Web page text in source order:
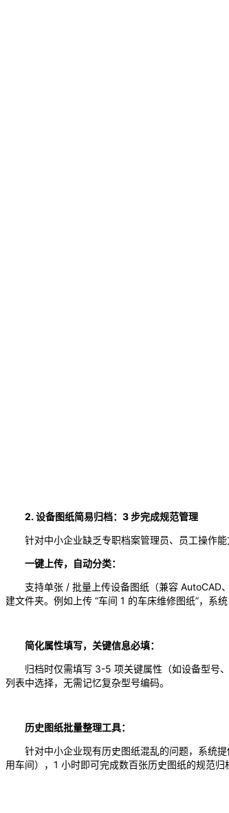
2. 设备图纸简易归档：3 步完成规范管理
针对中小企业缺乏专职档案管理员、员工操作
一键上传，自动分类：
支持单张 / 批量上传设备图纸（兼容 AutoCAD
建文件夹。例如上传 “车间 1 的车床维修图纸”，系
简化属性填写，关键信息必填：
归档时仅需填写 3-5 项关键属性（如设备型号
列表中选择，无需记忆复杂型号编码。
历史图纸批量整理工具：
针对中小企业现有历史图纸混乱的问题，系统
用车间），1 小时即可完成数百张历史图纸的规范